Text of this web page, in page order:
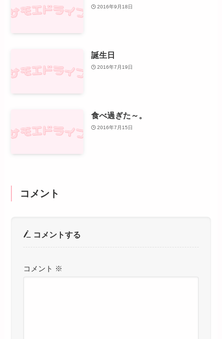
2016年9月18日
誕生日
2016年7月19日
食べ過ぎた～。
2016年7月15日
コメント
コメントする
コメント ※